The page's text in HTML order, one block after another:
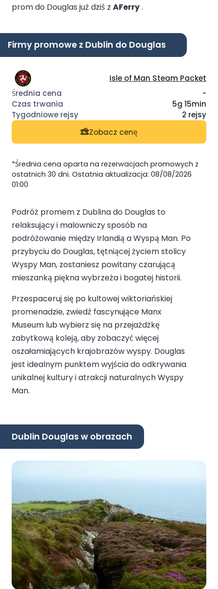
prom do Douglas już dziś z AFerry.
Firmy promowe z Dublin do Douglas
Isle of Man Steam Packet
-
5g 15min
2 rejsy
Zobacz cenę
*Średnia cena oparta na rezerwacjach promowych z
ostatnich 30 dni. Ostatnia aktualizacja: 08/08/2026
01:00
Podróż promem z Dublina do Douglas to
relaksujący i malowniczy sposób na
podróżowanie między Irlandią a Wyspą Man. Po
przybyciu do Douglas, tętniącej życiem stolicy
Wyspy Man, zostaniesz powitany czarującą
mieszanką piękna wybrzeża i bogatej historii.
Przespaceruj się po kultowej wiktoriańskiej
promenadzie, zwiedź fascynujące Manx
Museum lub wybierz się na przejażdżkę
zabytkową koleją, aby zobaczyć więcej
oszałamiających krajobrazów wyspy. Douglas
jest idealnym punktem wyjścia do odkrywania
unikalnej kultury i atrakcji naturalnych Wyspy
Man.
Dublin Douglas w obrazach